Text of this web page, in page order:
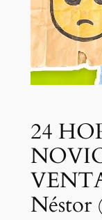
24
Néstor